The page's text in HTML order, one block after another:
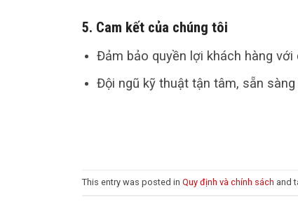
5. Cam kết của chúng tôi
Đảm bảo quyền lợi khách hàng với
Đội ngũ kỹ thuật tận tâm, sẵn
This entry was posted in Quy định và chính sách and